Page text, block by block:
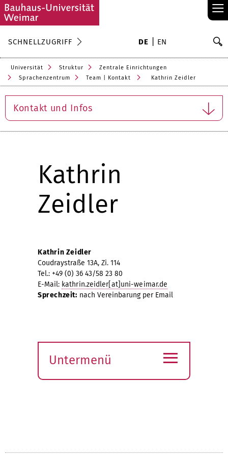
≡
SCHNELLZUGRIFF DE EN
Universität Struktur
Zentrale Einrichtungen
Sprachenzentrum
Team | Kontakt Kathrin Zeidler
Kontakt und Infos
Kathrin
Zeidler
Kathrin Zeidler
Coudraystraße 13A, Zi. 114
Tel.: +49 (0) 36 43/58 23 80
E-Mail: kathrin.zeidler[at]uni-weimar.de
Sprechzeit: nach Vereinbarung per Email
Untermenü
≡